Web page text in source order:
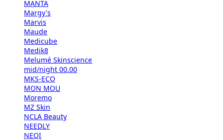
MANTA
Margy's
Marvis
Maude
Medicube
Medik8
Melumé Skinscience
mid/night 00.00
MKS-ECO
MON MOU
Moremo
MZ Skin
NCLA Beauty
NEEDLY
NEQI